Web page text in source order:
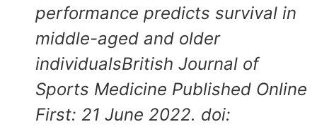
performance predicts survival in
middle-aged and older
individualsBritish Journal of
Sports Medicine Published Online
First: 21 June 2022. doi: